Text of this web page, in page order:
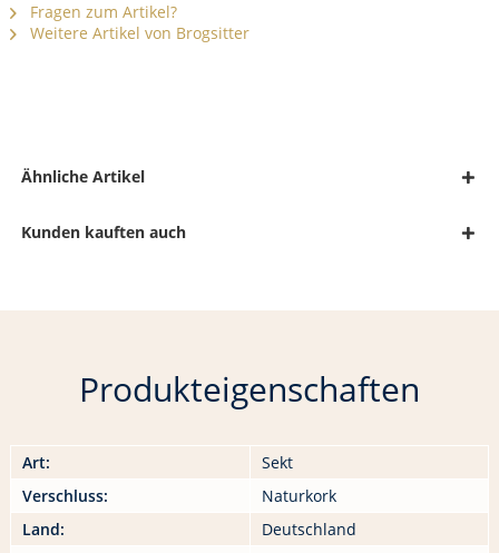
Fragen zum Artikel?
Weitere Artikel von Brogsitter
Ähnliche Artikel
Kunden kauften auch
Produkteigenschaften
Art:
Sekt
Verschluss:
Naturkork
Land:
Deutschland